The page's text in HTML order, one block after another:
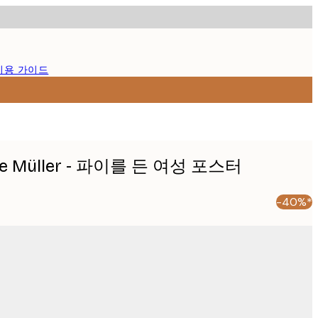
용 가이드
Müller - 파이를 든 여성 포스터
-40%*